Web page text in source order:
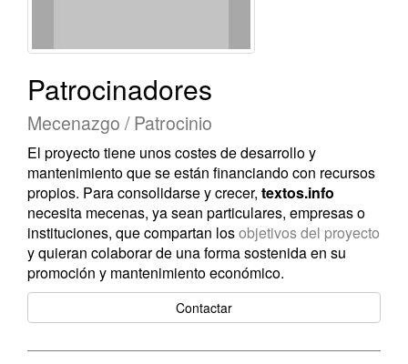
Patrocinadores
Mecenazgo / Patrocinio
El proyecto tiene unos costes de desarrollo y
mantenimiento que se están financiando con recursos
propios. Para consolidarse y crecer, textos.info
necesita mecenas, ya sean particulares, empresas o
instituciones, que compartan losobjetivos del proyecto
y quieran colaborar de una forma sostenida en su
promoción y mantenimiento económico.
Contactar